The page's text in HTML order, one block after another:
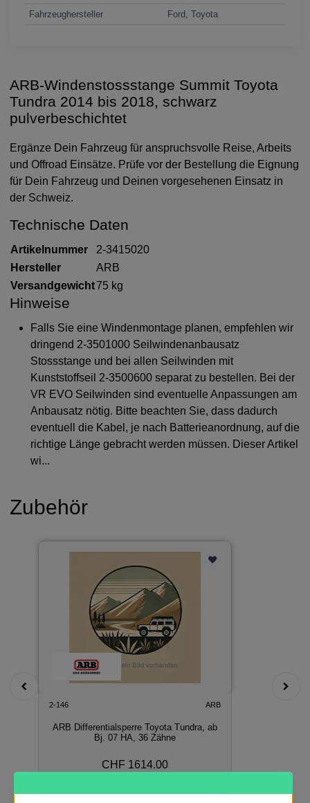
Fahrzeughersteller
Ford, Toyota
ARB-Windenstossstange Summit Toyota
Tundra 2014 bis 2018, schwarz
pulverbeschichtet
Ergänze Dein Fahrzeug für anspruchsvolle Reise, Arbeits
und Offroad Einsätze. Prüfe vor der Bestellung die Eignung
für Dein Fahrzeug und Deinen vorgesehenen Einsatz in
der Schweiz.
Technische Daten
Artikelnummer
2-3415020
Hersteller
ARB
Versandgewicht75 kg
Hinweise
Falls Sie eine Windenmontage planen, empfehlen wir
dringend 2-3501000 Seilwindenanbausatz
Stossstange und bei allen Seilwinden mit
Kunststoffseil 2-3500600 separat zu bestellen. Bei der
VR EVO Seilwinden sind eventuelle Anpassungen am
Anbausatz nötig. Bitte beachten Sie, dass dadurch
eventuell die Kabel, je nach Batterieanordnung, auf die
richtige Länge gebracht werden müssen. Dieser Artikel
wi...
Zubehör
2-146 ARB
ARB Differentialsperre Toyota Tundra, ab
Bj. 07 HA, 36 Zähne
CHF 1614.00